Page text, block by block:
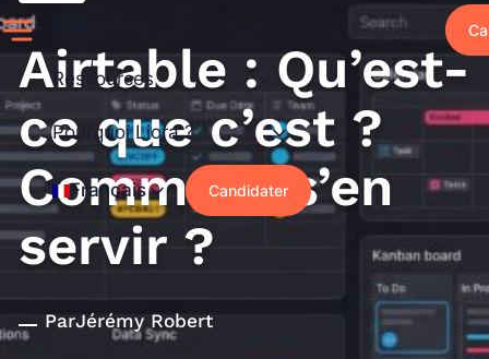
Ressources
Pourquoi Liora ?
Français Candidater
Airtable : Qu’est-
ce que c’est ?
Comment s’en
servir ?
ParJérémy Robert